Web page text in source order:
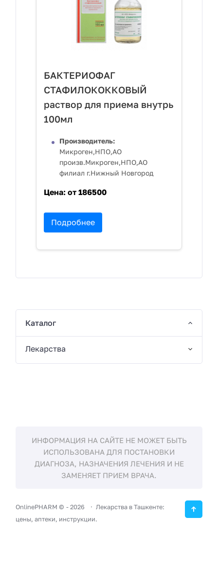
БАКТЕРИОФАГ
СТАФИЛОКОККОВЫЙ
раствор для приема внутрь
100мл
Производитель:
Микроген,НПО,АО
произв.Микроген,НПО,АО
филиал г.Нижный Новгород
Цена: от 186500
Подробнее
Каталог
Лекарства
ИНФОРМАЦИЯ НА САЙТЕ НЕ МОЖЕТ БЫТЬ
ИСПОЛЬЗОВАНА ДЛЯ ПОСТАНОВКИ
ДИАГНОЗА, НАЗНАЧЕНИЯ ЛЕЧЕНИЯ И НЕ
ЗАМЕНЯЕТ ПРИЕМ ВРАЧА.
OnlinePHARM © -2026
Лекарства в Ташкенте:
цены, аптеки, инструкции.